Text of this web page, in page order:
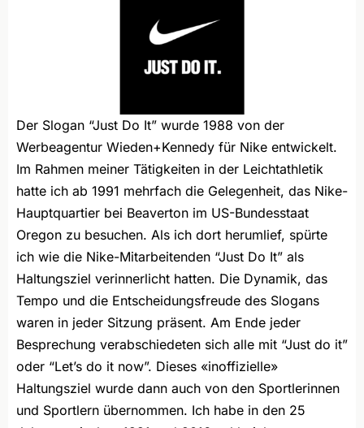
Der Slogan “Just Do It” wurde 1988 von der
Werbeagentur Wieden+Kennedy für Nike entwickelt.
Im Rahmen meiner Tätigkeiten in der Leichtathletik
hatte ich ab 1991 mehrfach die Gelegenheit, das Nike-
Hauptquartier bei Beaverton im US-Bundesstaat
Oregon zu besuchen. Als ich dort herumlief, spürte
ich wie die Nike-Mitarbeitenden “Just Do It” als
Haltungsziel verinnerlicht hatten. Die Dynamik, das
Tempo und die Entscheidungsfreude des Slogans
waren in jeder Sitzung präsent. Am Ende jeder
Besprechung verabschiedeten sich alle mit “Just do it”
oder “Let’s do it now”. Dieses «inoffizielle»
Haltungsziel wurde dann auch von den Sportlerinnen
und Sportlern übernommen. Ich habe in den 25